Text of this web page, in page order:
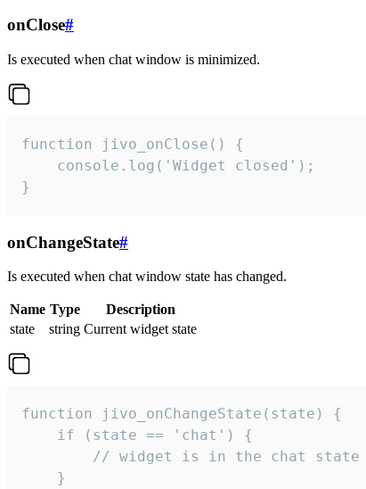
onClose#
Is executed when chat window is minimized.
function jivo_onClose() {
    console.log('Widget closed');
}
onChangeState#
Is executed when chat window state has changed.
Name Type
Description
state
string Current widget state
function jivo_onChangeState(state) {
    if (state == 'chat') {
        // widget is in the chat state
    }